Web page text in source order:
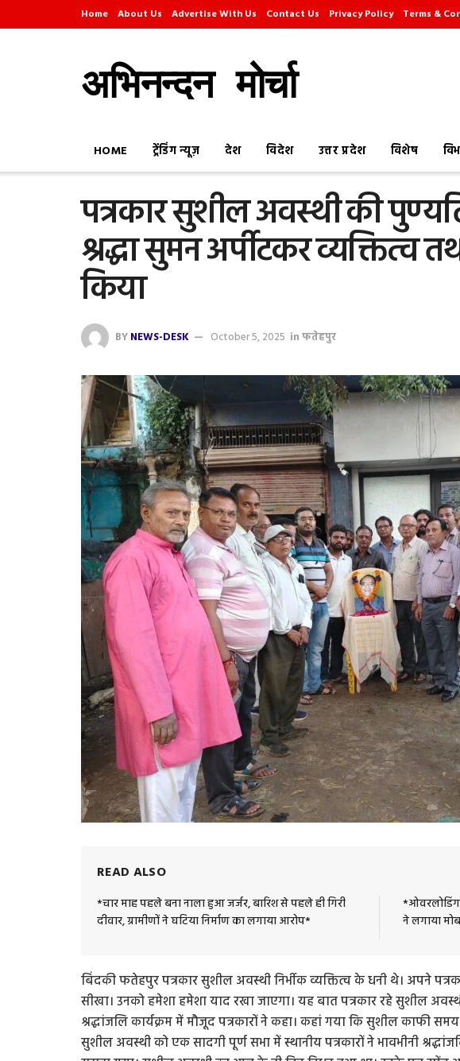
Home About Us Advertise With Us Contact Us Privacy Policy Terms &
अभिनन्दन मोर्चा
HOME ट्रेंडिंग न्यूज़ देश विदेश उत्तर प्रदेश विशेष
पत्रकार सुशील अवस्थी की
श्रद्धा सुमन अर्पीटकर व्यक्तित्व
किया
BYNEWS-DESK October 5, 2025 inफतेहपुर
READ ALSO
*चार माह पहले बना नाला हुआ जर्जर, बारिश से पहले ही गिरी
दीवार, ग्रामीणों ने घटिया निर्माण का लगाया आरोप*
*ओवरलोडिंग
ने लगाया
बिंदकी फतेहपुर पत्रकार सुशील अवस्थी निर्भीक व्यक्तित्व के धनी थे। अपने
सीखा। उनको हमेशा हमेशा याद रखा जाएगा। यह बात पत्रकार रहे सुशील
श्रद्धांजलि कार्यक्रम में मौजूद पत्रकारों ने कहा। कहां गया कि सुशील काफी
सुशील अवस्थी को एक सादगी पूर्ण सभा में स्थानीय पत्रकारों ने भावभीनी